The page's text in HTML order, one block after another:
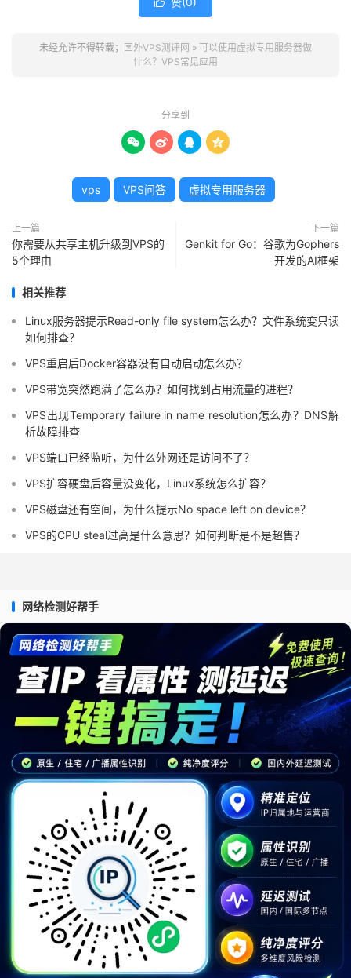

未经允许不得转载； 国外VPS测评网 » 可以使用虚拟专用服务器做
什么？VPS常见应用
分享到
   
vps VPS问答 虚拟专用服务器
上一篇
你需要从共享主机升级到VPS的
5个理由
下一篇
Genkit for Go：谷歌为Gophers
开发的AI框架
相关推荐
Linux服务器提示Read-only file system怎么办？文件系统变只读
如何排查？
VPS重启后Docker容器没有自动启动怎么办？
VPS带宽突然跑满了怎么办？如何找到占用流量的进程？
VPS出现Temporary failure in name resolution怎么办？DNS解
析故障排查
VPS端口已经监听，为什么外网还是访问不了？
VPS扩容硬盘后容量没变化，Linux系统怎么扩容？
VPS磁盘还有空间，为什么提示No space left on device？
VPS的CPU steal过高是什么意思？如何判断是不是超售？
网络检测好帮手